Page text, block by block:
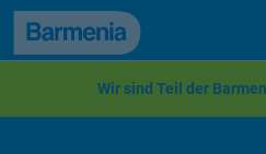
zum Seiteninhalt
Back to top
Wir sind Teil der